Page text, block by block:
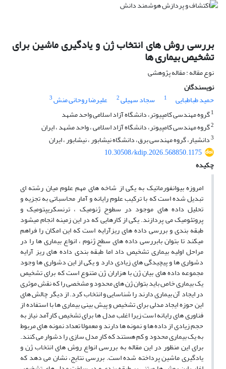
بررسی روش های انتخاب ژن و یادگیری ماشین برای
تشخیص بیماری ها
نوع مقاله : مقاله پژوهشی
نویسندگان
حمید طباطبایی
1 سجاد سهیلی2 علیرضا روحانی منش3
1گروه مهندسی کامپیوتر، دانشگاه آزاد اسلامی واحد مشهد
2گروه مهندسی کامپیوتر، دانشگاه آزاد اسلامی ، واحد مشهد ، ایران
3دانشیار، گروه مهندسی برق، دانشگاه نیشابور ، نیشابور ، ایران
10.30508/kdip.2026.568850.1175
چکیده
امروزه بیوانفورماتیک به یکی از شاخه های مهم علوم میان رشته ای
تبدیل شده است که با ترکیب علوم رایانه و آمار محاسباتی به تجزیه و
تحلیل داده های موجود در سطوح ژنومیک ، ترنسکریپتومیک و
پروتئومیک می پردازند. یکی از کارهایی که در این زمینه انجام میشود
طبقه بندی و بررسی داده های ریزآرایه است که این امکان را فراهم
میکند تا بتوان بابررسی داده های سطح ژنوم ، انواع بیماری ها را در
مراحل اولیه بیماری تشخیص داد اما طبقه بندی داده های ریز آرایه
دشواری ها و پیچیدگی های زیادی دارد و یکی از این دشواری ها وجود
مجموعه داده های بیان ژن با هزاران ژن متنوع است که برای تشخیص
یک بیماری خاص باید بتوان ژن های محدود و مشخصی را که نقش موثری
در ایجاد آن بیماری دارند را شناسایی و انتخاب کرد. از دیگر چالش های
این حوزه ایجاد مدلی برای تشخیص و پیش بینی بیماری ها با استفاده از
فناوری های رایانه است زیرا اغلب مدل ها برای تشخیص کارآمد نیاز به
حجم زیادی از داده ها و نمونه ها دارند و معمولا تعداد نمونه های مربوط
به یک بیماری محدود و کم هستند که کار مدل سازی را دشوار می کنند.
برای این منظور در این مقاله به بررسی انواع روش های انتخاب ژن و
یادگیری ماشین پرداخته شده است. بررسی نتایج، نشان می دهد که